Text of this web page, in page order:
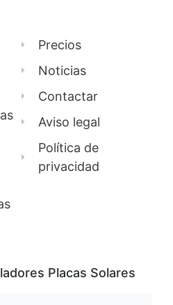
Precios
Noticias
Contactar
Aviso legal
Política de
privacidad
Placas Solares